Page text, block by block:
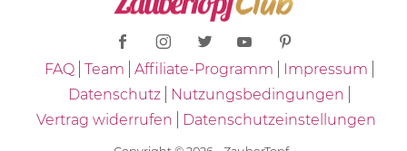
FAQ Team Affiliate-Programm
Impressum
Datenschutz
Nutzungsbedingungen
Vertrag widerrufen
Datenschutzeinstellungen